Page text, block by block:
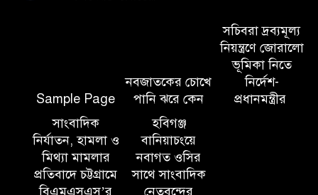
১০ লাখ টাকার চেক ডিজঅনার
মামলায় এক বছরের সাজা
‘সমন্বিত উদ্যোগেই গড়ে উঠবে
আধুনিক সিলেট’ – বাণিজ্যমন্ত্রী
ত্রিতরঙ্গের বাদল সাঁঝের বর্ণাঢ্য
আয়োজন ‘শ্রাবনের মেঘগুলো’
Sample Page
নবজাতকের চোখে
পানি ঝরে কেন
সচিবরা দ্রব্যমূল্য
নিয়ন্ত্রণে জোরালো
ভূমিকা নিতে
নির্দেশ-
প্রধানমন্ত্রীর
সাংবাদিক
নির্যাতন, হামলা ও
মিথ্যা মামলার
প্রতিবাদে চট্টগ্রামে
বিএমএসএস’র
হবিগঞ্জ
বানিয়াচংয়ে
নবাগত ওসির
সাথে সাংবাদিক
নেতৃবৃন্দের